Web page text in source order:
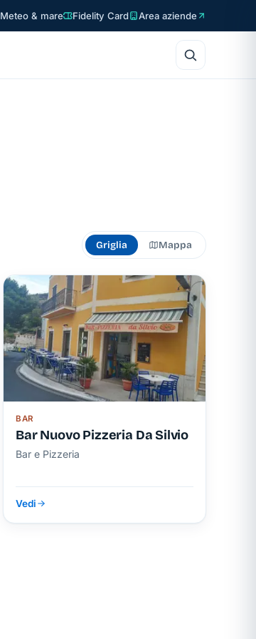
Meteo & mare Fidelity Card Area aziende
Griglia Mappa
BAR
Bar Nuovo Pizzeria Da Silvio
Bar e Pizzeria
Vedi